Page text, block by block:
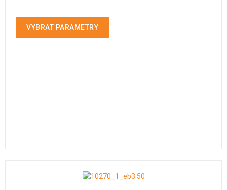
VYBRAT PARAMETRY